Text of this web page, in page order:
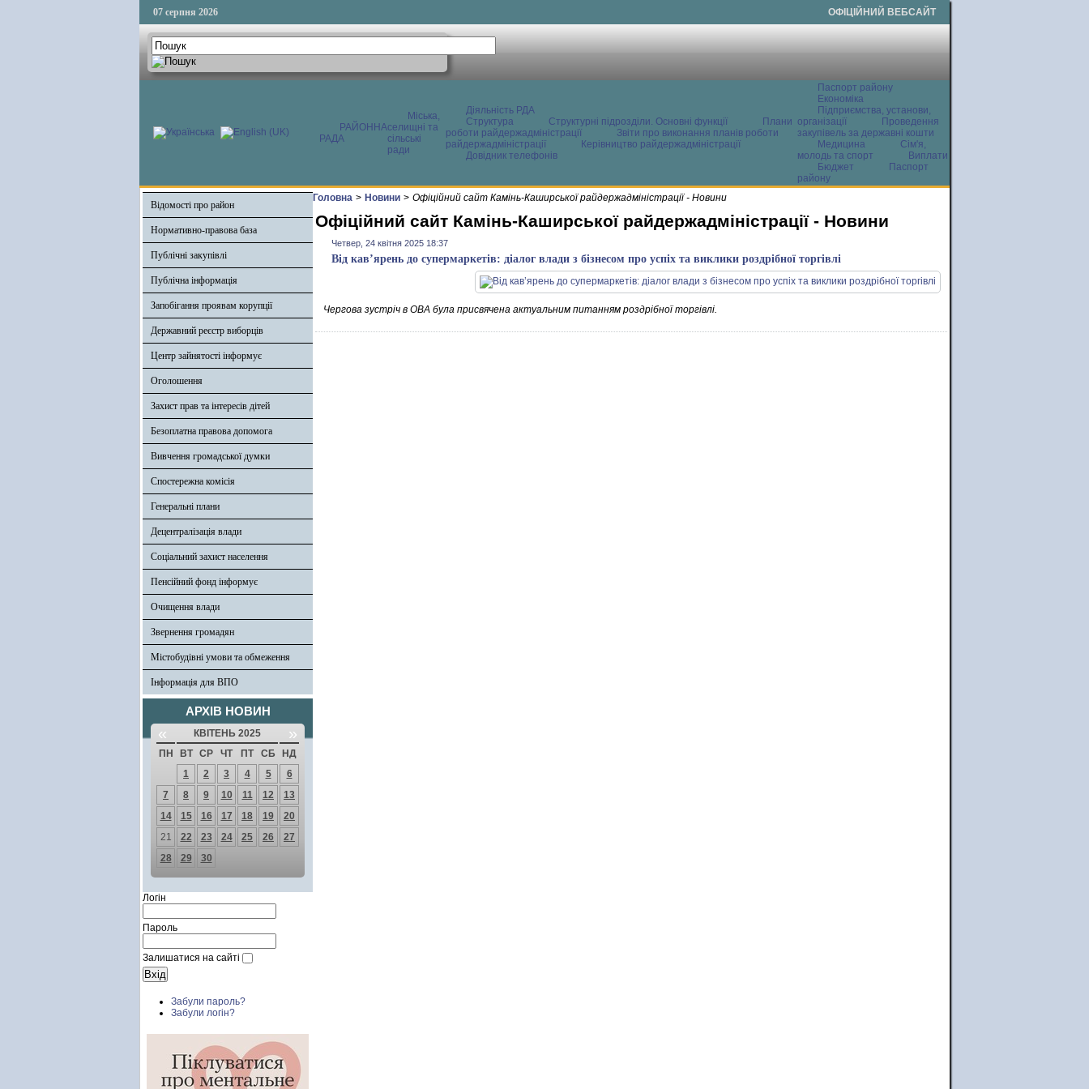
07 серпня 2026 ОФІЦІЙНИЙ ВЕБСАЙТ
РАЙОННА
РАДА
Міська,
селищні та
сільські
ради
Діяльність РДА
Структура
Структурні підрозділи. Основні функції
Плани
роботи райдержадміністрації
Звіти про виконання планів роботи
райдержадміністрації
Керівництво райдержадміністрації
Довідник телефонів
Паспорт району
Економіка
Підприємства, установи,
організації
Проведення
закупівель за державні кошти
Медицина
Сім'я,
молодь та спорт
Виплати
Бюджет
Паспорт
району
Відомості про район
Нормативно-правова база
Публічні закупівлі
Публічна інформація
Запобігання проявам корупції
Державний реєстр виборців
Центр зайнятості інформує
Оголошення
Захист прав та інтересів дітей
Безоплатна правова допомога
Вивчення громадської думки
Спостережна комісія
Генеральні плани
Децентралізація влади
Соціальний захист населення
Пенсійний фонд інформує
Очищення влади
Звернення громадян
Містобудівні умови та обмеження
Інформація для ВПО
АРХІВ НОВИН
« КВІТЕНЬ 2025 »
ПН ВТ СР ЧТ ПТ СБ
НД
1
2 3 4 5
6
7
8 9 10 11 12
13
14
15 16 17 18 19
20
21
22 23 24 25 26
27
28
29 30
Логін
Пароль
Залишатися на сайті
Забули пароль?
Забули логін?
Головна > Новини > Офіційний сайт Камінь-Каширської райдержадміністрації - Новини
Офіційний сайт Камінь-Каширської райдержадміністрації - Новини
Четвер, 24 квітня 2025 18:37
Від кав’ярень до супермаркетів: діалог влади з бізнесом про успіх та виклики роздрібної торгівлі
Чергова зустріч в ОВА була присвячена актуальним питанням роздрібної торгівлі.